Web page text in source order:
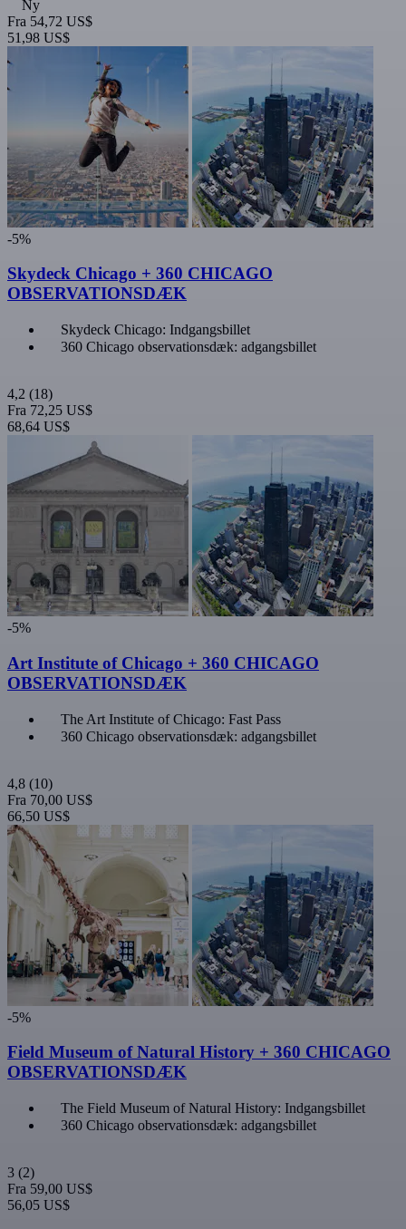
Ny
Fra 54,72 US$
51,98 US$
-5%
Skydeck Chicago + 360 CHICAGO
OBSERVATIONSDÆK
Skydeck Chicago: Indgangsbillet
360 Chicago observationsdæk: adgangsbillet
4,2 (18)
Fra 72,25 US$
68,64 US$
-5%
Art Institute of Chicago + 360 CHICAGO
OBSERVATIONSDÆK
The Art Institute of Chicago: Fast Pass
360 Chicago observationsdæk: adgangsbillet
4,8 (10)
Fra 70,00 US$
66,50 US$
-5%
Field Museum of Natural History + 360 CHICAGO
OBSERVATIONSDÆK
The Field Museum of Natural History: Indgangsbillet
360 Chicago observationsdæk: adgangsbillet
3 (2)
Fra 59,00 US$
56,05 US$